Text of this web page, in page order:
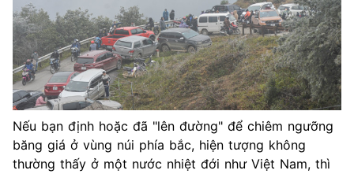
Nếu bạn định hoặc đã "lên đường" để chiêm ngưỡng
băng giá ở vùng núi phía bắc, hiện tượng không
thường thấy ở một nước nhiệt đới như Việt Nam, thì